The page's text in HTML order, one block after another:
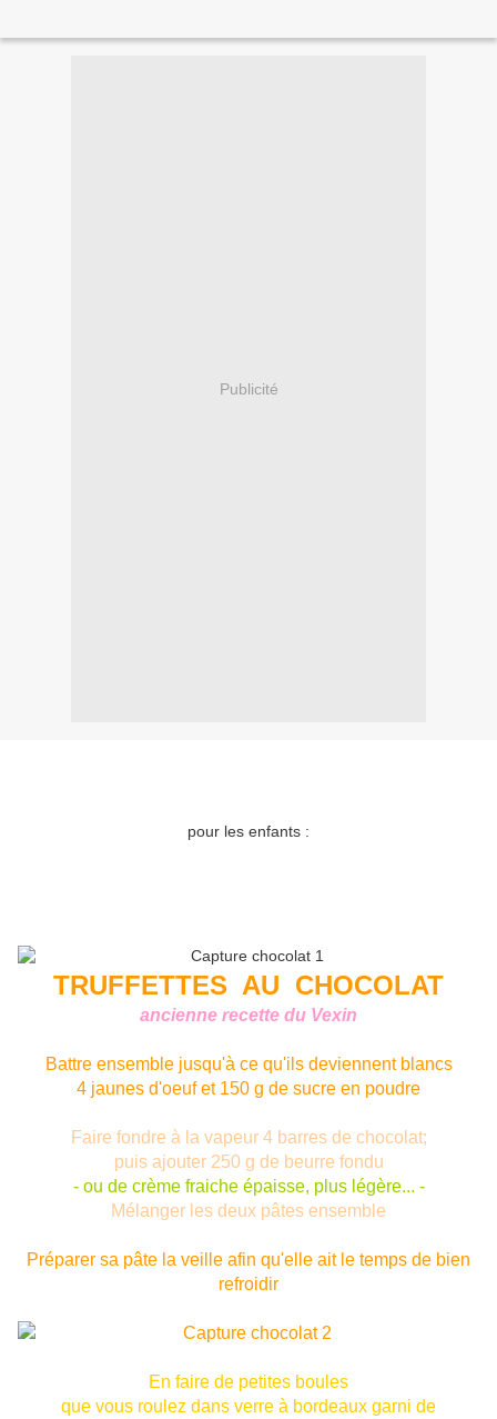
Publicité
pour les enfants :
TRUFFETTES AU CHOCOLAT
ancienne recette du Vexin
Battre ensemble jusqu'à ce qu'ils deviennent blancs
4 jaunes d'oeuf et 150 g de sucre en poudre
Faire fondre à la vapeur 4 barres de chocolat;
puis ajouter 250 g de beurre fondu
- ou de crème fraiche épaisse, plus légère... -
Mélanger les deux pâtes ensemble
Préparer sa pâte la veille afin qu'elle ait le temps de bien
refroidir
En faire de petites boules
que vous roulez dans verre à bordeaux garni de